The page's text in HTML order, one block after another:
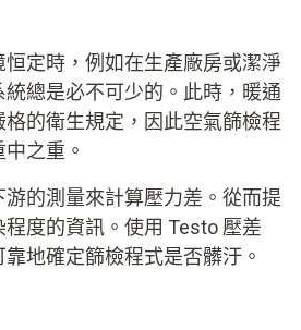
定時，例如在生產廠房或潔淨
總是必不可少的。此時，暖通
的衛生規定，因此空氣篩檢程
之重。
的測量來計算壓力差。從而提
度的資訊。使用 Testo 壓差
地確定篩檢程式是否髒汙。